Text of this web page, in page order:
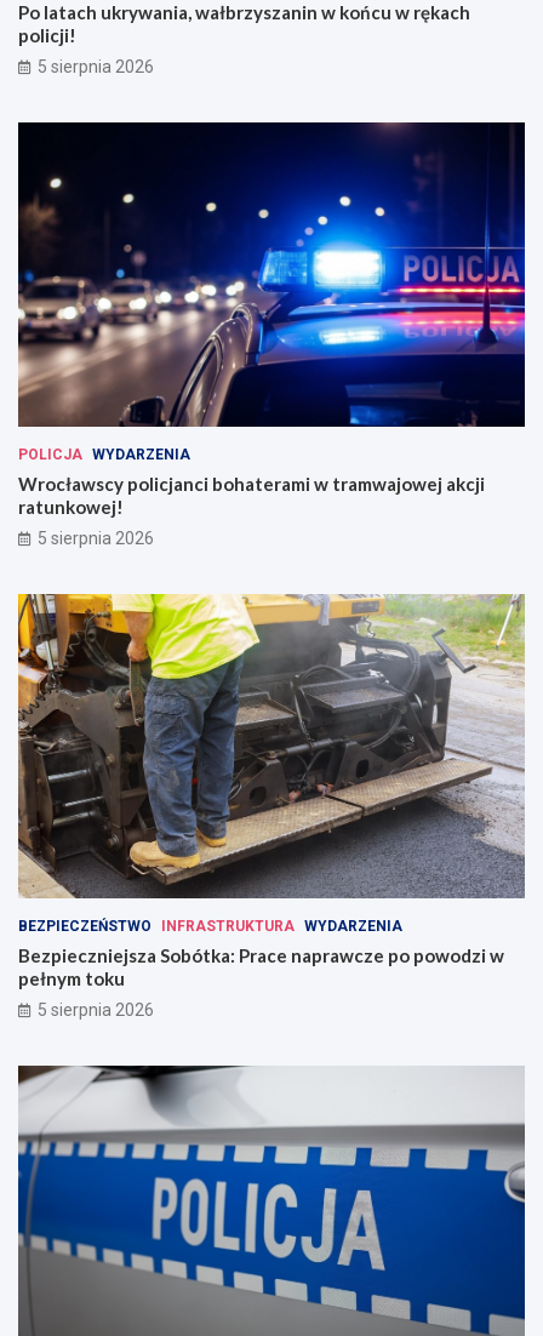
Po latach ukrywania, wałbrzyszanin w końcu w rękach
policji!
5 sierpnia 2026
POLICJA WYDARZENIA
Wrocławscy policjanci bohaterami w tramwajowej akcji
ratunkowej!
5 sierpnia 2026
BEZPIECZEŃSTWO INFRASTRUKTURA WYDARZENIA
Bezpieczniejsza Sobótka: Prace naprawcze po powodzi w
pełnym toku
5 sierpnia 2026